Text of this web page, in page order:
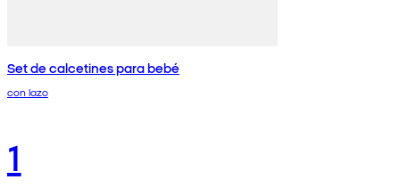
Set de calcetines para bebé
con lazo
1